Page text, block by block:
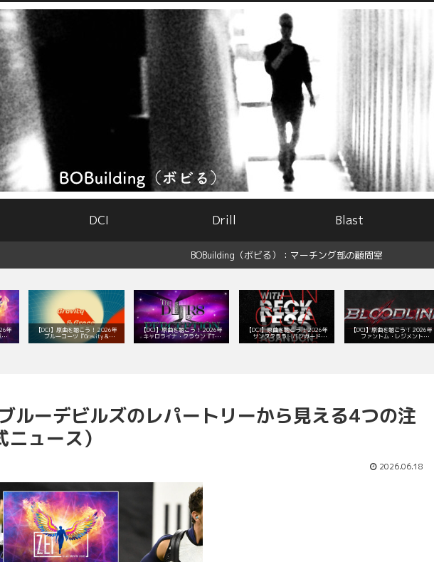
DCI Drill Blast
BOBuilding（ボビる）：マーチング部の顧問室
年
ト
【DCI】原曲を聴こう！ 2026年
ブルーコーツ『Gravity &
Grace』レパートリー！
【DCI】原曲を聴こう！ 2026年
キャロライナ・クラウン『The
Doors of Perception』レパート
【DCI】原曲を聴こう！ 2026年
サンタクララ・バンガード
『With Reckless Abandon』レパ
【DCI】原曲を聴こう！ 2026年
ファントム・レジメント
『Bloodline』レパートリー！
ルーデビルズのレパートリーから見える4つの注
ュース）
2026.06.18